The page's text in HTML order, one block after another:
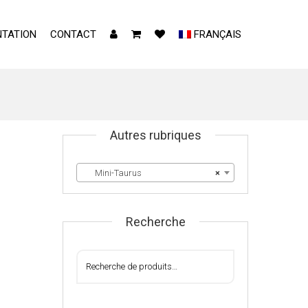
CONTACT FRANÇAIS
Autres rubriques
×
Mini-Taurus
Recherche